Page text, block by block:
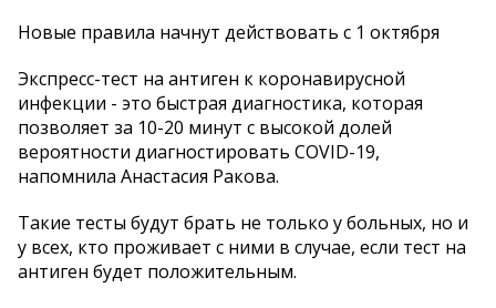
Новые правила начнут действовать с 1 октября
Экспресс-тест на антиген к коронавирусной
инфекции - это быстрая диагностика, которая
позволяет за 10-20 минут с высокой долей
вероятности диагностировать COVID-19,
напомнила Анастасия Ракова.
Такие тесты будут брать не только у больных, но и
у всех, кто проживает с ними в случае, если тест на
антиген будет положительным.